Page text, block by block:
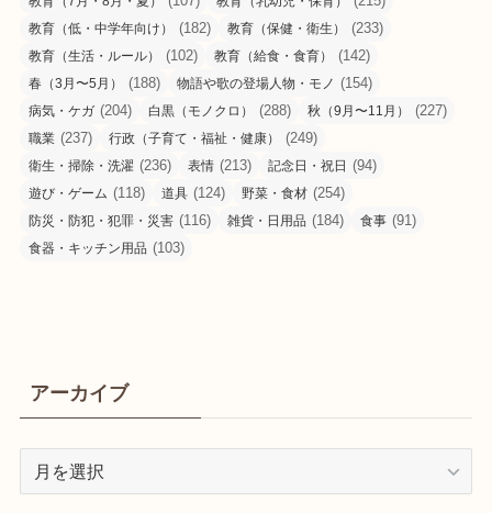
教育（低・中学年向け） (182) 教育（保健・衛生） (233)
教育（生活・ルール） (102) 教育（給食・食育） (142)
春（3月〜5月） (188) 物語や歌の登場人物・モノ (154)
病気・ケガ (204) 白黒（モノクロ） (288) 秋（9月〜11月） (227)
職業 (237) 行政（子育て・福祉・健康） (249)
衛生・掃除・洗濯 (236) 表情 (213) 記念日・祝日 (94)
遊び・ゲーム (118) 道具 (124) 野菜・食材 (254)
防災・防犯・犯罪・災害 (116) 雑貨・日用品 (184) 食事 (91)
食器・キッチン用品 (103)
アーカイブ